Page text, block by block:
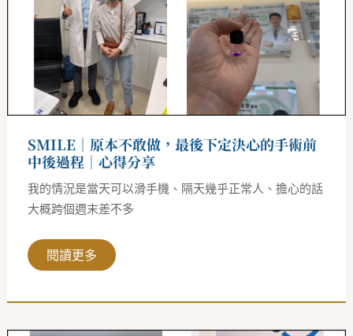
SMILE｜原本不敢做，最後下定決心的手術前
中後過程｜心得分享
我的情況是當天可以滑手機、隔天幾乎正常人、擔心的話
大概跨個週末差不多
做，
後
下
定
心
的
手
前
中
後
過
程
｜
分
享
閱讀更多